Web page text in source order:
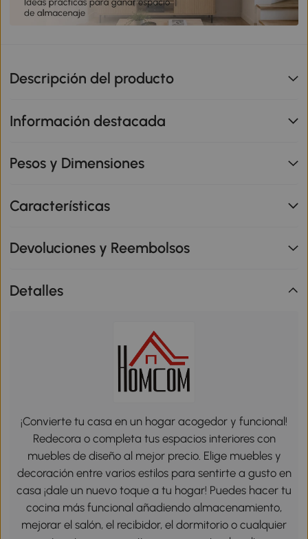
Descripción del producto
Información destacada
Pesos y Dimensiones
Características
Devoluciones y Reembolsos
Detalles
¡Convierte tu casa en un hogar acogedor y funcional!
Redecora o completa tus espacios interiores con
muebles de diseño al mejor precio. Elige muebles y
decoración entre varios estilos para sentirte a gusto en
casa ¡dale un nuevo toque a tu hogar! Puedes hacer tu
cocina más funcional añadiendo almacenamiento,
mejorar el salón, el recibidor, el dormitorio o cualquier